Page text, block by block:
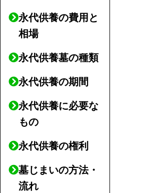
永代供養の費用と
相場
永代供養墓の種類
永代供養の期間
永代供養に必要な
もの
永代供養の権利
墓じまいの方法・
流れ